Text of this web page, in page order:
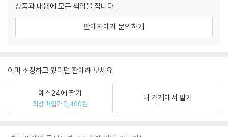
상품과 내용에 모든 책임을 집니다.
판매자에게 문의하기
이미 소장하고 있다면 판매해 보세요.
예스24에 팔기
최상 매입가 2,400원
내 가게에서 팔기